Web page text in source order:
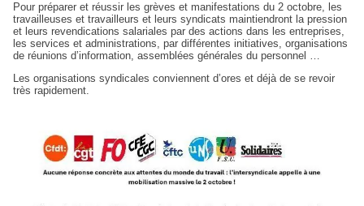
Pour préparer et réussir les grèves et manifestations du 2 octobre, les
travailleuses et travailleurs et leurs syndicats maintiendront la pression
et leurs revendications salariales par des actions dans les entreprises,
les services et administrations, par différentes initiatives, organisations
de réunions d’information, assemblées générales du personnel …
Les organisations syndicales conviennent d’ores et déjà de se revoir
très rapidement.